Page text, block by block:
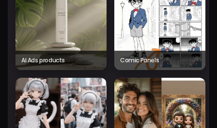
AI Ads products Comic Panels